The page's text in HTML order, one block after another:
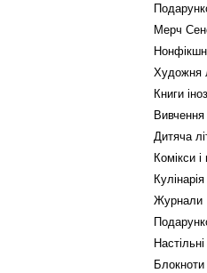
Мерч
Нонфікшн
Художня
Книги
Дитяча
Комікси
Кулінарія
Журнали
Настільні
Блокноти